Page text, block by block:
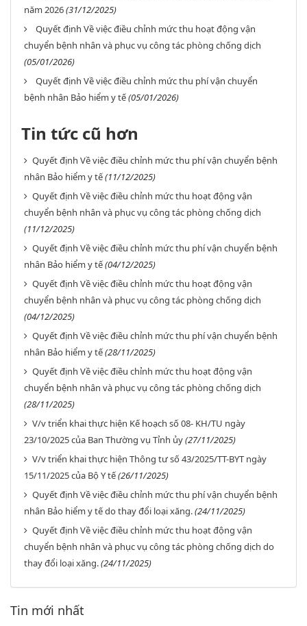
năm 2026(31/12/2025)
Quyết định Về việc điều chỉnh mức thu hoạt động vận
chuyển bệnh nhân và phục vụ công tác phòng chống dịch
(05/01/2026)
Quyết định Về việc điều chỉnh mức thu phí vận chuyển
bệnh nhân Bảo hiểm y tế(05/01/2026)
Tin tức cũ hơn
Quyết định Về việc điều chỉnh mức thu phí vận chuyển bệnh
nhân Bảo hiểm y tế(11/12/2025)
Quyết định Về việc điều chỉnh mức thu hoạt động vận
chuyển bệnh nhân và phục vụ công tác phòng chống dịch
(11/12/2025)
Quyết định Về việc điều chỉnh mức thu phí vận chuyển bệnh
nhân Bảo hiểm y tế(04/12/2025)
Quyết định Về việc điều chỉnh mức thu hoạt động vận
chuyển bệnh nhân và phục vụ công tác phòng chống dịch
(04/12/2025)
Quyết định Về việc điều chỉnh mức thu phí vận chuyển bệnh
nhân Bảo hiểm y tế(28/11/2025)
Quyết định Về việc điều chỉnh mức thu hoạt động vận
chuyển bệnh nhân và phục vụ công tác phòng chống dịch
(28/11/2025)
V/v triển khai thực hiện Kế hoạch số 08- KH/TU ngày
23/10/2025 của Ban Thường vụ Tỉnh ủy(27/11/2025)
V/v triển khai thực hiện Thông tư số 43/2025/TT-BYT ngày
15/11/2025 của Bộ Y tế(26/11/2025)
Quyết định Về việc điều chỉnh mức thu phí vận chuyển bệnh
nhân Bảo hiểm y tế do thay đổi loại xăng.(24/11/2025)
Quyết định Về việc điều chỉnh mức thu hoạt động vận
chuyển bệnh nhân và phục vụ công tác phòng chống dịch do
thay đổi loại xăng.(24/11/2025)
Tin mới nhất